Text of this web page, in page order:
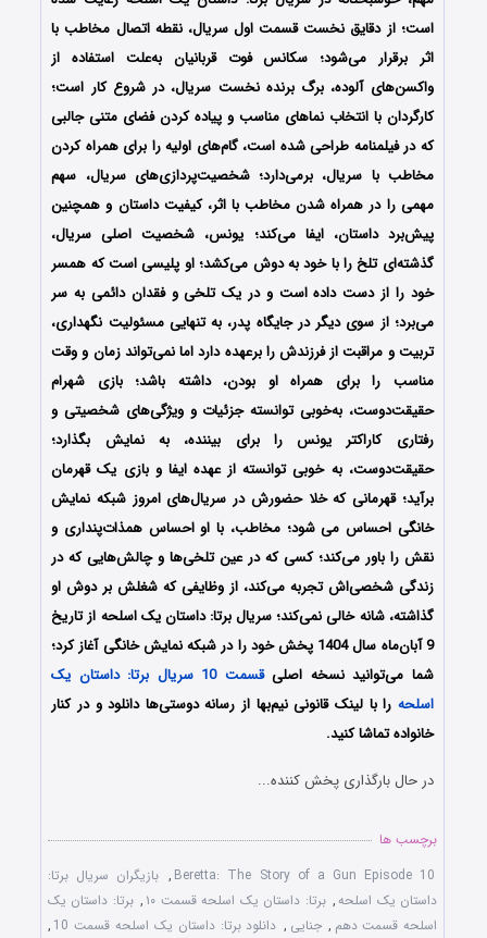
است؛ از دقایق نخست قسمت اول سریال، نقطه‌ اتصال مخاطب با
اثر برقرار می‌شود؛ سکانس‌ فوت قربانیان به‌علت استفاده از
واکسن‌های آلوده، برگ برنده‌ نخست سریال، در شروع کار است؛
کارگردان با انتخاب نماهای مناسب و پیاده کردن فضای متنی جالبی
که در فیلمنامه طراحی شده است، گام‌های اولیه را برای همراه کردن
مخاطب با سریال، برمی‌دارد؛ شخصیت‌پردازی‌های سریال، سهم
مهمی را در همراه شدن مخاطب با اثر، کیفیت داستان و همچنین
پیش‌برد داستان، ایفا می‌کند؛ یونس، شخصیت اصلی سریال،
گذشته‌ای تلخ را با خود به دوش می‌کشد؛ او پلیسی است که همسر
خود را از دست داده است و در یک تلخی و فقدان دائمی به سر
می‌برد؛ از سوی دیگر در جایگاه پدر، به تنهایی مسئولیت نگهداری،
تربیت و مراقبت از فرزندش را برعهده دارد اما نمی‌تواند زمان و وقت
مناسب را برای همراه او بودن، داشته باشد؛ بازی شهرام
حقیقت‌دوست، به‌خوبی توانسته جزئیات و ویژگی‌های شخصیتی و
رفتاری کاراکتر یونس را برای بیننده، به نمایش بگذارد؛
حقیقت‌دوست، به خوبی توانسته از عهده‌ ایفا و بازی یک قهرمان
برآید؛ قهرمانی که خلا حضورش در سریال‌های امروز شبکه‌ نمایش
خانگی احساس می شود؛ مخاطب، با او احساس همذات‌پنداری و
نقش را باور می‌کند؛ کسی که در عین تلخی‌ها و چالش‌هایی که در
زندگی شخصی‌اش تجربه می‌کند، از وظایفی که شغلش بر دوش او
گذاشته، شانه خالی نمی‌کند؛ سریال برتا: داستان یک اسلحه از تاریخ
9 آبان‌ماه سال 1404 پخش خود را در شبکه نمایش خانگی آغاز کرد؛
شما می‌توانید نسخه اصلی
قسمت 10 سریال برتا: داستان یک
اسلحه را با لینک قانونی نیم‌بها از رسانه دوستی‌ها دانلود و در کنار
خانواده تماشا کنید.
در حال بارگذاری پخش کننده...
برچسب ها
Beretta: The Story of a Gun Episode 10
, بازیگران سریال برتا:
داستان یک اسلحه, برتا: داستان یک اسلحه قسمت ۱۰ , برتا: داستان یک
اسلحه قسمت دهم , جنایی , دانلود برتا: داستان یک اسلحه قسمت 10
,